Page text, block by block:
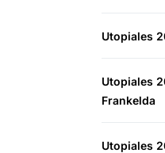
Utopiales
Utopiales
Frankelda
Utopiales